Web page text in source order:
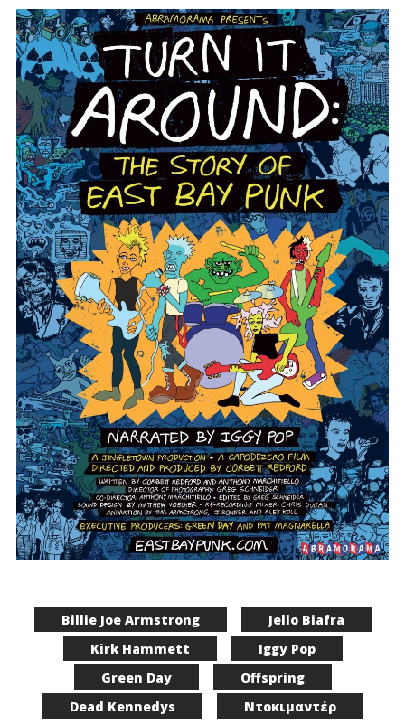
Billie Joe Armstrong
Jello Biafra
Kirk Hammett
Iggy Pop
Green Day
Offspring
Dead Kennedys
Ντοκιμαντέρ